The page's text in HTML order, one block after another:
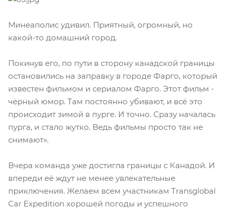
Минеаполис удивил. Приятный, огромный, но
какой-то домашний город.
Покинув его, по пути в сторону канадской границы
остановились на заправку в городе Фарго, который
известен фильмом и сериалом Фарго. Этот фильм -
чёрный юмор. Там постоянно убивают, и всё это
происходит зимой в пурге. И точно. Сразу началась
пурга, и стало жутко. Ведь фильмы просто так не
снимают».
Вчера команда уже достигла границы с Канадой. И
впереди её ждут не менее увлекательные
приключения. Желаем всем участникам Transglobal
Car Expedition хорошей погоды и успешного